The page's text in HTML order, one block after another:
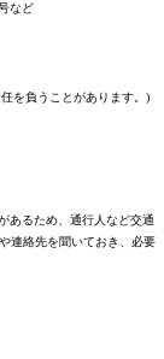
など
を負うことがあります。)
あるため、通行人など交通
連絡先を聞いておき、必要